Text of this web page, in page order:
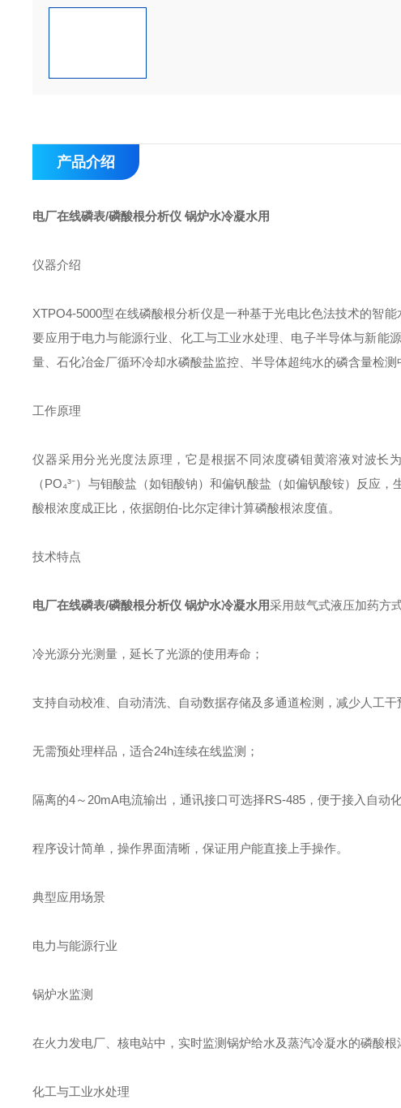
产品介绍
电厂在线磷表/磷酸根分析仪 锅炉水冷凝水用
仪器介绍
XTPO4-5000型在线磷酸根分析仪是一种基于光电比色法技术的智
要应用于电力与能源行业、化工与工业水处理、电子半导体与新能
量、石化冶金厂循环冷却水磷酸盐监控、半导体超纯水的磷含量检测
工作原理
仪器采用分光光度法原理，它是根据不同浓度磷钼黄溶液对波长
（PO₄³⁻）与钼酸盐（如钼酸钠）和偏钒酸盐（如偏钒酸铵）反应
酸根浓度成正比，依据朗伯-比尔定律计算磷酸根浓度值。
技术特点
电厂在线磷表/磷酸根分析仪 锅炉水冷凝水用采用鼓气式液压加药方
冷光源分光测量，延长了光源的使用寿命；
支持自动校准、自动清洗、自动数据存储及多通道检测，减少人工干
无需预处理样品，适合24h连续在线监测；
隔离的4～20mA电流输出，通讯接口可选择RS-485，便于接入自动
程序设计简单，操作界面清晰，保证用户能直接上手操作。
典型应用场景
电力与能源行业
锅炉水监测
在火力发电厂、核电站中，实时监测锅炉给水及蒸汽冷凝水的磷酸
化工与工业水处理